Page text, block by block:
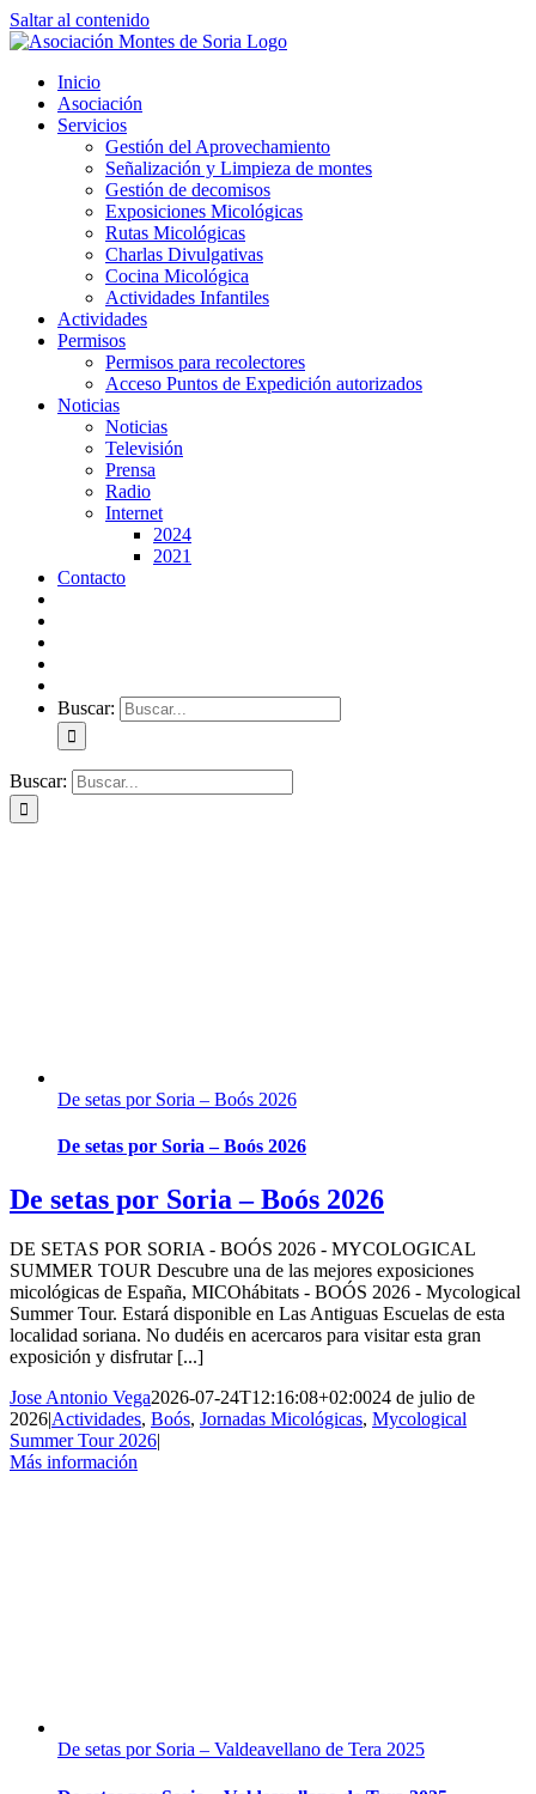
Saltar al contenido
Inicio
Asociación
Servicios
Gestión del Aprovechamiento
Señalización y Limpieza de montes
Gestión de decomisos
Exposiciones Micológicas
Rutas Micológicas
Charlas Divulgativas
Cocina Micológica
Actividades Infantiles
Actividades
Permisos
Permisos para recolectores
Acceso Puntos de Expedición autorizados
Noticias
Noticias
Televisión
Prensa
Radio
Internet
2024
2021
Contacto
Buscar:
Buscar:
De setas por Soria – Boós 2026
De setas por Soria – Boós 2026
De setas por Soria – Boós 2026
DE SETAS POR SORIA - BOÓS 2026 - MYCOLOGICAL
SUMMER TOUR Descubre una de las mejores exposiciones
micológicas de España, MICOhábitats - BOÓS 2026 - Mycological
Summer Tour. Estará disponible en Las Antiguas Escuelas de esta
localidad soriana. No dudéis en acercaros para visitar esta gran
exposición y disfrutar [...]
Jose Antonio Vega2026-07-24T12:16:08+02:0024 de julio de
2026|Actividades, Boós, Jornadas Micológicas, Mycological
Summer Tour 2026|
Más información
De setas por Soria – Valdeavellano de Tera 2025